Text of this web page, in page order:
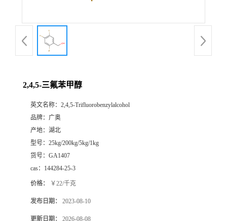
2,4,5-三氟苯甲醇
英文名称： 2,4,5-Trifluorobenzylalcohol
品牌： 广奥
产地： 湖北
型号： 25kg/200kg/5kg/1kg
货号： GA1407
cas： 144284-25-3
价格： ￥22/千克
发布日期： 2023-08-10
更新日期： 2026-08-08